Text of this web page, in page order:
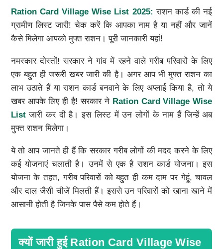
Ration Card Village Wise List 2025: राशन कार्ड की नई
ग्रामीण लिस्ट जारी! चेक करें कि आपका नाम है या नहीं और जानें
कैसे मिलेगा आपको मुफ्त राशन। पूरी जानकारी यहां!
नमस्कार दोस्तों! सरकार ने गांव में रहने वाले गरीब परिवारों के लिए
एक बहुत ही जरूरी खबर जारी की है। अगर आप भी मुफ्त राशन का
लाभ उठाते हैं या राशन कार्ड बनवाने के लिए अप्लाई किया है, तो ये
खबर आपके लिए ही है! सरकार ने Ration Card Village Wise
Listजारी कर दी है। इस लिस्ट में उन लोगों के नाम हैं जिन्हें अब
मुफ्त राशन मिलेगा।
ये तो आप जानते ही हैं कि सरकार गरीब लोगों की मदद करने के लिए
कई योजनाएं चलाती है। उनमें से एक है राशन कार्ड योजना। इस
योजना के तहत, गरीब परिवारों को बहुत ही कम दाम पर गेहूं, चावल
और दाल जैसी चीजें मिलती हैं। इससे उन परिवारों को खाना खाने में
आसानी होती है जिनके पास पैसे कम होते हैं।
क्यों जारी हुई Ration Card Village Wise